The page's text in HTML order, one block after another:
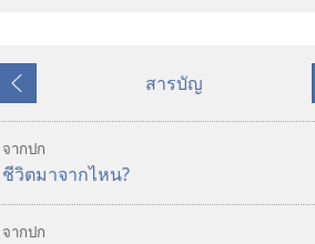
สิ่ง
พิมพ์
ชีวิต
ย้อน
หลัง
สารบัญ
จากปก
ชีวิตมาจากไหน?
จากปก